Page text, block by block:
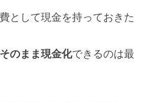
として現金を持っておきた
のまま現金化できるのは最